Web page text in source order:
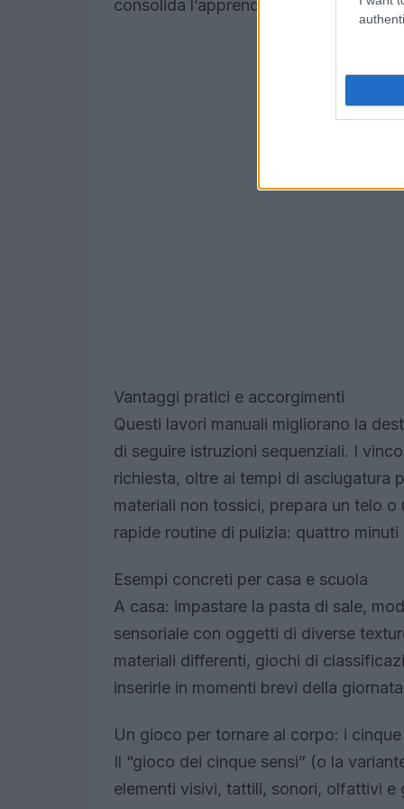
consolida l’apprendimento.
Vantaggi pratici e accorgimenti
Questi lavori manuali migliorano la
di seguire istruzioni sequenziali. I
richiesta, oltre ai tempi di asciugatura
materiali non tossici, prepara un telo
rapide routine di pulizia: quattro
Esempi concreti per casa e scuola
A casa: impastare la pasta di sale,
sensoriale con oggetti di diverse
materiali differenti, giochi di
inserirle in momenti brevi della
Un gioco per tornare al corpo: i cinque
Il “gioco dei cinque sensi” (o la
elementi visivi, tattili, sonori, olfattivi e